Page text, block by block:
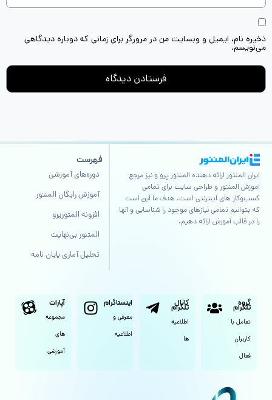
ذخیره نام، ایمیل و وبسایت من در مرورگر برای زمانی که دوباره دیدگاهی
می‌نویسم.
ایران المنتور ارائه دهنده المنتور پرو و نیز مرجع
اموزش المنتور و طراحی سایت برای تمامی
کسب‌وکار های اینترنتی است. هدف ما این است
که بتوانیم تمامی نیازهای موجود را شناسایی و آنها
را در قالب آموزش ارائه دهیم.
فهرست
دوره‌های آموزشی
آموزش رایگان المنتور
افزونه المتورپرو
المتنور بی‌نهایت
تحلیل آماری پایان نامه
گروه
تلگرام
تعامل با
کاربران
فعال
کانال
تلگرام
اطلاعیه
ها
اینستاگرام
معرفی و
اطلاعیه
آپارات
مجموعه
های
آموزشی